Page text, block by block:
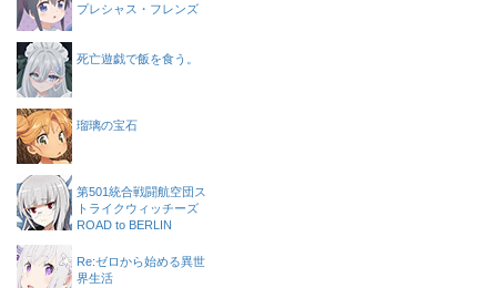
プレシャス・フレンズ
死亡遊戯で飯を食う。
瑠璃の宝石
第501統合戦闘航空団ス
トライクウィッチーズ
ROAD to BERLIN
Re:ゼロから始める異世
界生活